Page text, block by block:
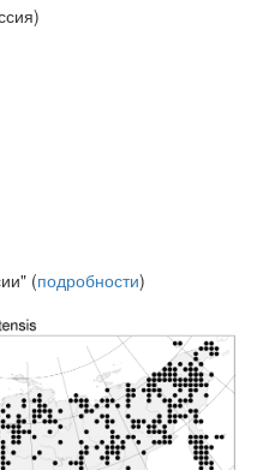
(подробности)